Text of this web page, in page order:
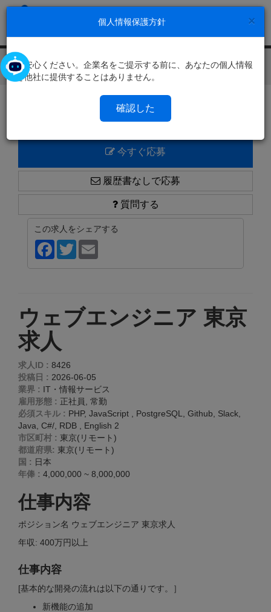
今すぐ応募
履歴書なしで応募
質問する
この求人をシェアする
Facebook
Twitter
ウェブエンジニア 東京
求人
求人ID : 8426
投稿日 : 2026-06-05
業界 : IT・情報サービス
雇用形態 : 正社員, 常勤
必須スキル : PHP, JavaScript , PostgreSQL, Github, Slack,
Java, C#/, RDB , English 2
市区町村 : 東京(リモート)
都道府県: 東京(リモート)
国 : 日本
年俸 : 4,000,000 ~ 8,000,000
仕事内容
ポジション名 ウェブエンジニア 東京求人
年収: 400万円以上
仕事内容
[基本的な開発の流れは以下の通りです。］
新機能の追加
×
個人情報保護方針
ご安心ください。企業名をご提示する前に、あなたの個人情報
を他社に提供することはありません。
確認した